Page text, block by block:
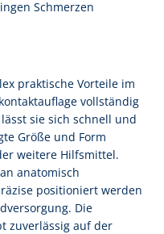
Schmerzen
praktische Vorteile im
vollständig
sie sich schnell und
Größe und Form
weitere Hilfsmittel.
anatomisch
positioniert werden
Die
zuverlässig auf der